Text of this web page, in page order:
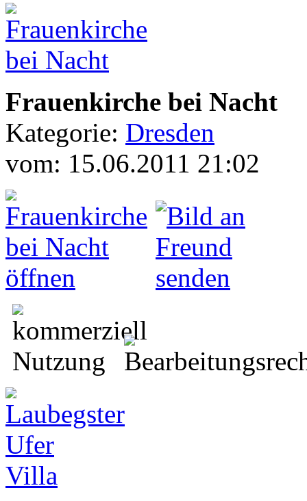
Frauenkirche bei Nacht
Kategorie: Dresden
vom: 15.06.2011 21:02